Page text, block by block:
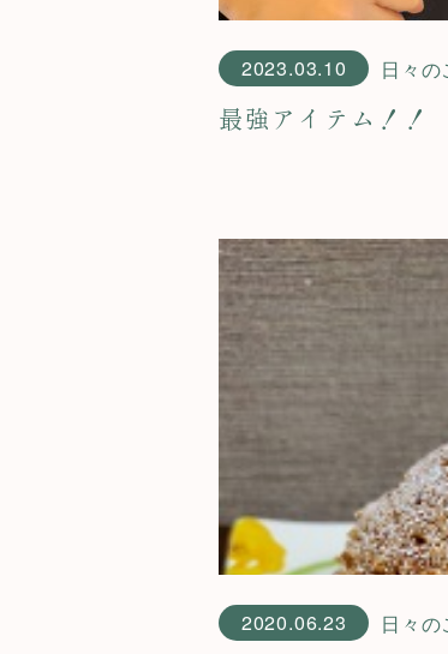
2023.03.10 日々の
最強アイテム！！
2020.06.23 日々の